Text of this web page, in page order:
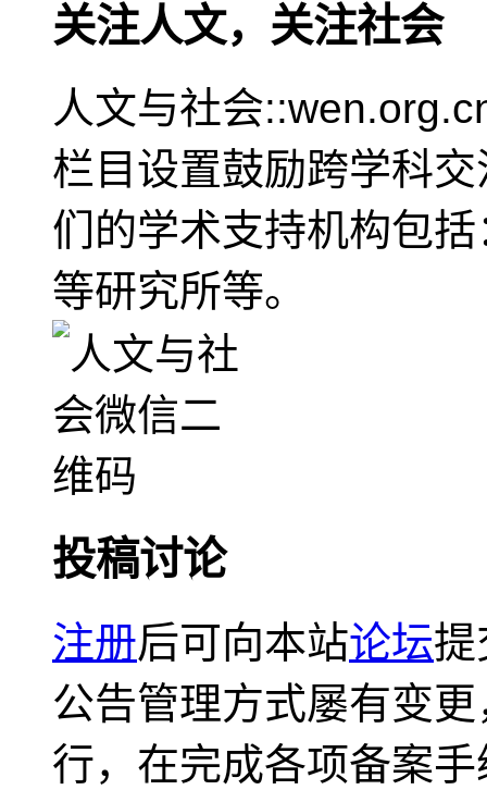
关注人文，关注社会
人文与社会
栏目设置鼓励跨学科
们的学术支持机构包
等研究所等。
投稿讨论
注册后可向本站论坛提
公告管理方式屡有变
行，在完成各项备案